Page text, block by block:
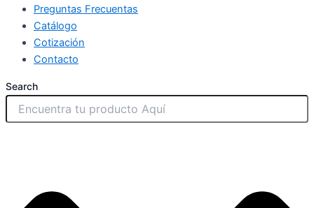
Preguntas Frecuentas
Catálogo
Cotización
Contacto
Search